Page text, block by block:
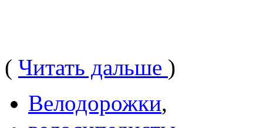
( Читать дальше )
Велодорожки,